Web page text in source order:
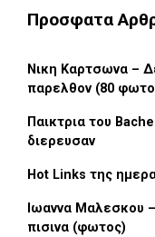
Προσφατα
Νικη Καρτσωνα –
παρελθον (80
Παικτρια του
διερευσαν
Hot Links της
Ιωαννα Μαλεσκου
πισινα (φωτος)